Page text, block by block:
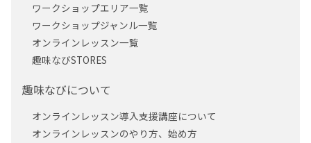
ワークショップエリア一覧
ワークショップジャンル一覧
オンラインレッスン一覧
趣味なびSTORES
趣味なびについて
オンラインレッスン導入支援講座について
オンラインレッスンのやり方、始め方